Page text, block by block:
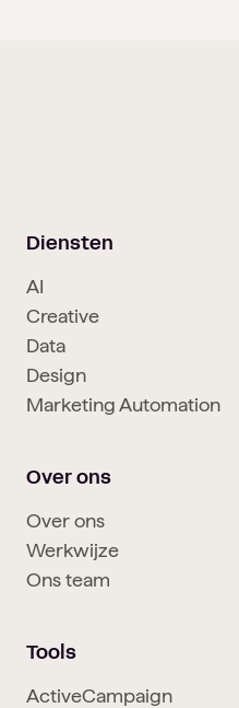
Diensten
AI
Creative
Data
Design
Marketing Automation
Over ons
Over ons
Werkwijze
Ons team
Tools
ActiveCampaign